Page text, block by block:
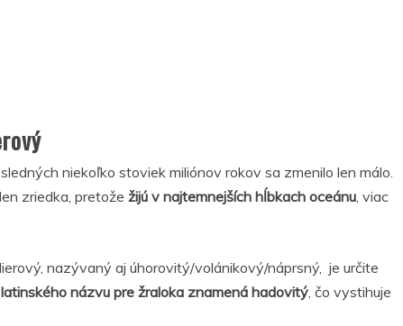
niekoľko stoviek miliónov rokov sa zmenilo len málo.
zriedka, pretože žijú v najtemnejších hĺbkach oceánu, viac
nazývaný aj úhorovitý/volánikový/náprsný, je určite
názvu pre žraloka znamená hadovitý, čo vystihuje